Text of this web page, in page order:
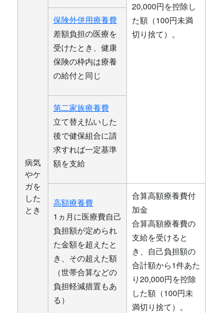
病気
やケ
ガを
した
とき
20,000円を控除し
た額（100円未満
切り捨て）。
保険外併用療養費
差額負担の医療を
受けたとき、健康
保険の枠内は療養
の給付と同じ
第二家族療養費
立て替え払いした
後で健保組合に請
求すれば一定基準
額を支給
高額療養費
1ヵ月に医療費自己
負担額が定められ
た金額を超えたと
き、その超えた額
（世帯合算などの
負担軽減措置もあ
る）
合算高額療養費付
加金
合算高額療養費の
支給を受けると
き、自己負担額の
合計額から1件あた
り20,000円を控除
した額（100円未
満切り捨て）。